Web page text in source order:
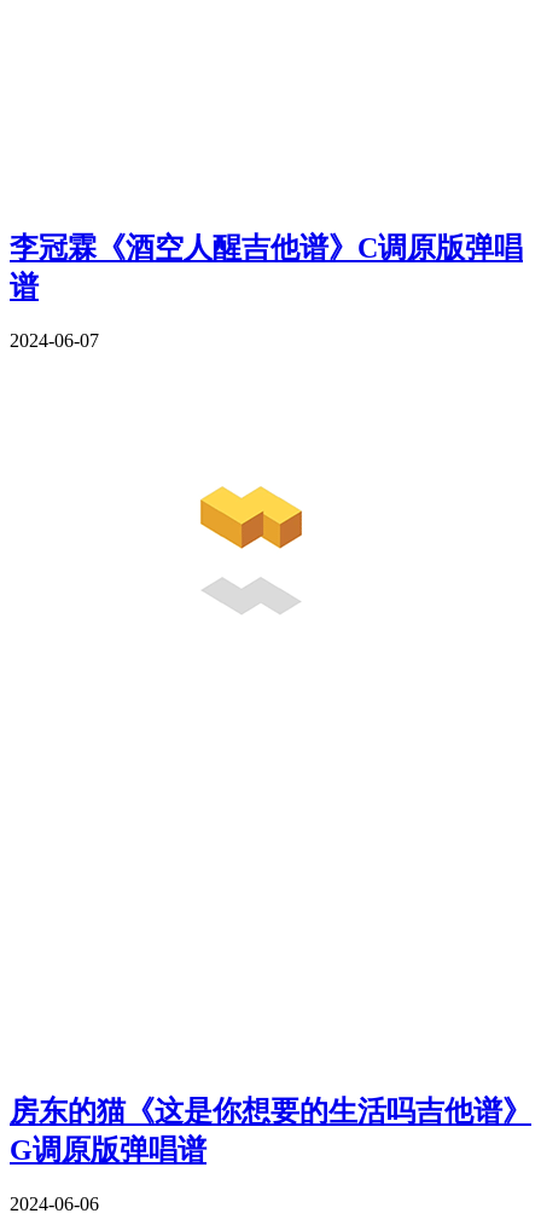
李冠霖《酒空人醒吉他谱》C调原版弹唱
谱
2024-06-07
房东的猫《这是你想要的生活吗吉他谱》
G调原版弹唱谱
2024-06-06